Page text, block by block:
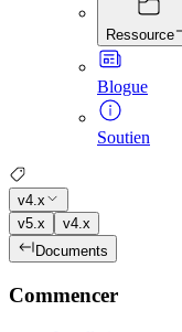
Ressource
Blogue
Soutien
v4.x
v5.x
v4.x
Documents
Commencer